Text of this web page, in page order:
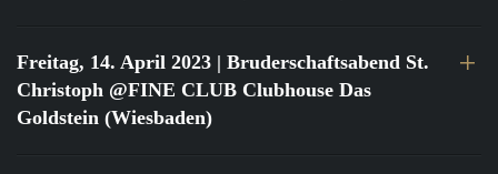
Freitag, 14. April 2023 | Bruderschaftsabend St.
Christoph @FINE CLUB Clubhouse Das
Goldstein (Wiesbaden)